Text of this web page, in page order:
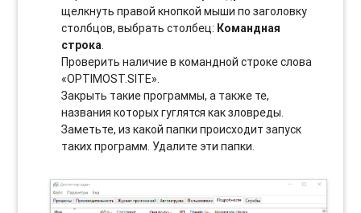
щелкнуть правой кнопкой мыши по заголовку
столбцов, выбрать столбец: Командная
строка.
Проверить наличие в командной строке слова
«OPTIMOST.SITE».
Закрыть такие программы, а также те,
названия которых гуглятся как зловреды.
Заметьте, из какой папки происходит запуск
таких программ. Удалите эти папки.